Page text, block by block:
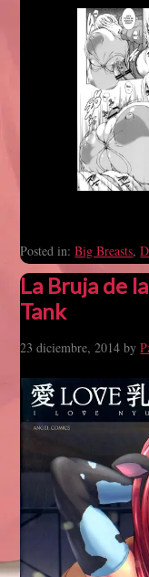
Posted in:Big Breasts,
La Bruja de
Tank
23 diciembre, 2014 by